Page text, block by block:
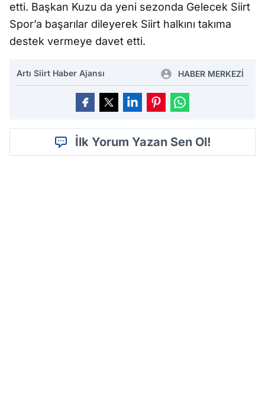
etti. Başkan Kuzu da yeni sezonda Gelecek Siirt
Spor’a başarılar dileyerek Siirt halkını takıma
destek vermeye davet etti.
Artı Siirt Haber Ajansı HABER MERKEZİ
İlk Yorum Yazan Sen Ol!